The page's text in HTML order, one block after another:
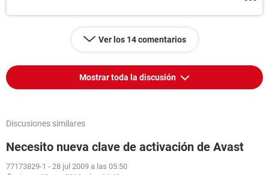
Ver los 14 comentarios
Mostrar toda la discusión
Discusiones similares
Necesito nueva clave de activación de Avast
77173829-1 - 28 jul 2009 a las 05:50